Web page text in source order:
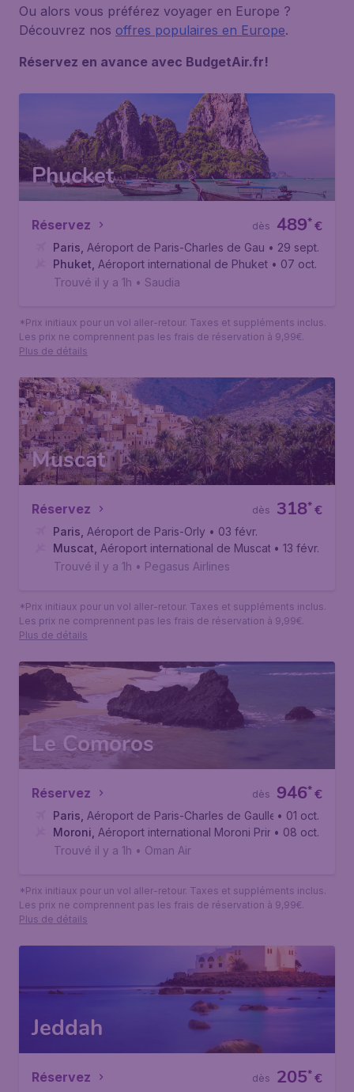
Ou alors vous préférez voyager en Europe ?
Découvrez nos offres populaires en Europe.
Réservez en avance avec BudgetAir.fr!
Phucket
Réservez €
489*
dès
Paris Aéroport de Paris-Charles de Gaulle• 29 sept.
Phuket Aéroport international de Phuket • 07 oct.
Trouvé il y a 1h • Saudia
*Prix initiaux pour un vol aller-retour. Taxes et suppléments inclus.
Les prix ne comprennent pas les frais de réservation à 9,99€.
Plus de détails
Muscat
Réservez €
318*
dès
Paris Aéroport de Paris-Orly • 03 févr.
Muscat Aéroport international de Muscat • 13 févr.
Trouvé il y a 1h • Pegasus Airlines
*Prix initiaux pour un vol aller-retour. Taxes et suppléments inclus.
Les prix ne comprennent pas les frais de réservation à 9,99€.
Plus de détails
Le Comoros
Réservez €
946*
dès
Paris Aéroport de Paris-Charles de Gaulle • 01 oct.
Moroni Aéroport international Moroni Prince Saïd Ibrahim
• 08 oct.
Trouvé il y a 1h • Oman Air
*Prix initiaux pour un vol aller-retour. Taxes et suppléments inclus.
Les prix ne comprennent pas les frais de réservation à 9,99€.
Plus de détails
Jeddah
Réservez €
205*
dès